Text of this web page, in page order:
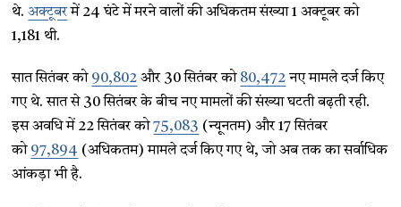
थे.अक्टूबरमें 24 घंटे में मरने वालों की अधिकतम संख्या 1 अक्टूबर को
1,181 थी.
सात सितंबर को 90,802 और 30 सितंबर को 80,472 नए मामले दर्ज किए
गए थे. सात से 30 सितंबर के बीच नए मामलों की संख्या घटती बढ़ती रही.
इस अवधि में 22 सितंबर को75,083 (न्यूनतम) और 17 सितंबर
को 97,894 (अधिकतम) मामले दर्ज किए गए थे, जो अब तक का सर्वाधिक
आंकड़ा भी है.